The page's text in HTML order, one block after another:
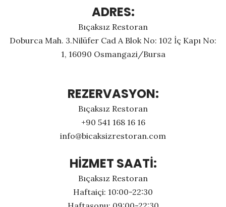
ADRES:
Bıçaksız Restoran
Doburca Mah. 3.Nilüfer Cad A Blok No: 102 İç Kapı No:
1, 16090 Osmangazi/Bursa
REZERVASYON:
Bıçaksız Restoran
+90 541 168 16 16
info@bicaksizrestoran.com
HİZMET SAATİ:
Bıçaksız Restoran
Haftaiçi: 10:00-22:30